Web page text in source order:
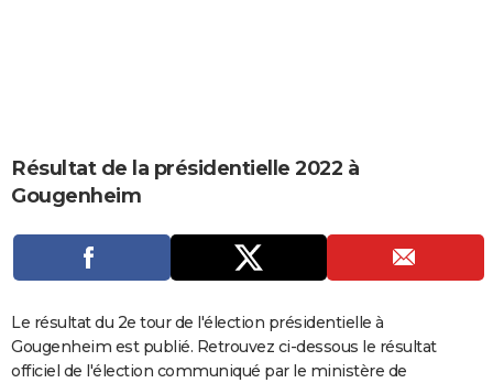
CARTE DE VOEUX
Carte de Noël
Carte Bonne année
Carte Saint-Valentin
Carte Pâques
Carte d'anniversaire
DICTIONNAIRE
Dictionnaire
Biographies
Expressions
Proverbes
PROGRAMME TV
S'inscrire
Se connecter
Lycées
Collèges
Primaires
Universités
Entreprises
Service militaire
Avis de recherche
AVIS DE DÉCÈS
Résultat de la présidentielle 2022 à
Gougenheim
Le résultat du 2e tour de l'élection présidentielle à
Gougenheim est publié. Retrouvez ci-dessous le résultat
officiel de l'élection communiqué par le ministère de